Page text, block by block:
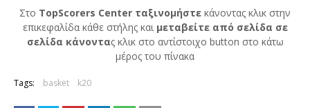
Στο TopScorers Center ταξινομήστε κάνοντας κλικ στην
επικεφαλίδα κάθε στήλης και μεταβείτε από σελίδα σε
σελίδα κάνοντας κλικ στο αντίστοιχο button στο κάτω
μέρος του πίνακα
Tags: basket k20